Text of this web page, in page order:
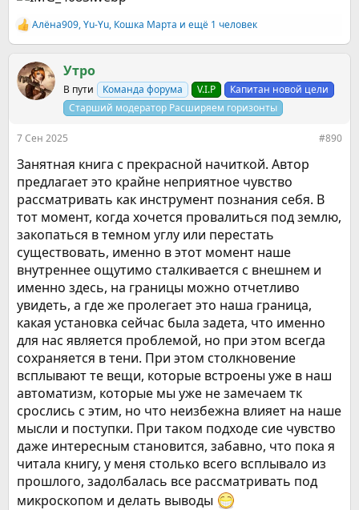
Р
е
к
ц
и
Алёна909,Yu-Yu, Кошка Марта и ещё 1 человек
Утро
В пути Команда форума V.I.P
Капитан новой цели
Старший модератор Расширяем горизонты
7 Сен 2025 #890
Занятная книга с прекрасной начиткой. Автор
предлагает это крайне неприятное чувство
рассматривать как инструмент познания себя. В
тот момент, когда хочется провалиться под землю,
закопаться в темном углу или перестать
существовать, именно в этот момент наше
внутреннее ощутимо сталкивается с внешнем и
именно здесь, на границы можно отчетливо
увидеть, а где же пролегает это наша граница,
какая установка сейчас была задета, что именно
для нас является проблемой, но при этом всегда
сохраняется в тени. При этом столкновение
всплывают те вещи, которые встроены уже в наш
автоматизм, которые мы уже не замечаем тк
срослись с этим, но что неизбежна влияет на наше
мысли и поступки. При таком подходе сие чувство
даже интересным становится, забавно, что пока я
читала книгу, у меня столько всего всплывало из
прошлого, задолбалась все рассматривать под
микроскопом и делать выводы